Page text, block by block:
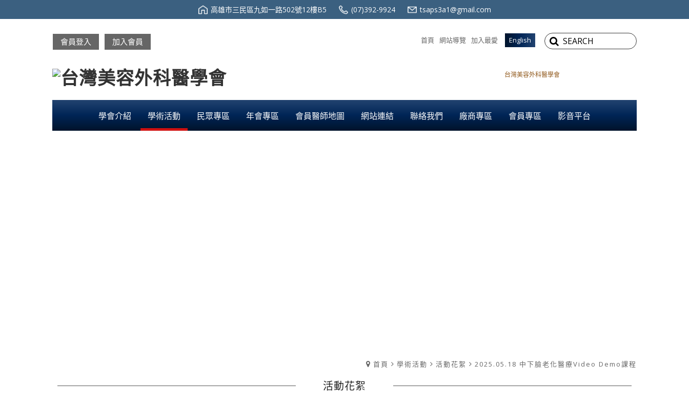
高雄市三民區九如一路502號12樓B5 (07)392-9924 tsaps3a1@gmail.com
首頁 網站導覽 加入最愛 English
會員登入 加入會員
台灣美容外科醫學會
學會介紹 學術活動 民眾專區 年會專區 會員醫師地圖 網站連結 聯絡我們 廠商專區 會員專區 影音平台
首頁 學術活動 活動花絮 2025.05.18 中下臉老化醫療Video Demo課程
活動花絮